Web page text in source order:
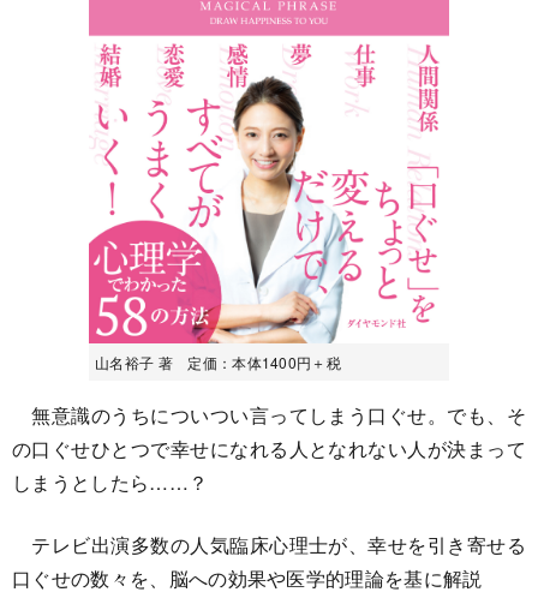
山名裕子 著 定価：本体1400円＋税
無意識のうちについつい言ってしまう口ぐせ。でも、そ
の口ぐせひとつで幸せになれる人となれない人が決まって
しまうとしたら……？
テレビ出演多数の人気臨床心理士が、幸せを引き寄せる
口ぐせの数々を、脳への効果や医学的理論を基に解説